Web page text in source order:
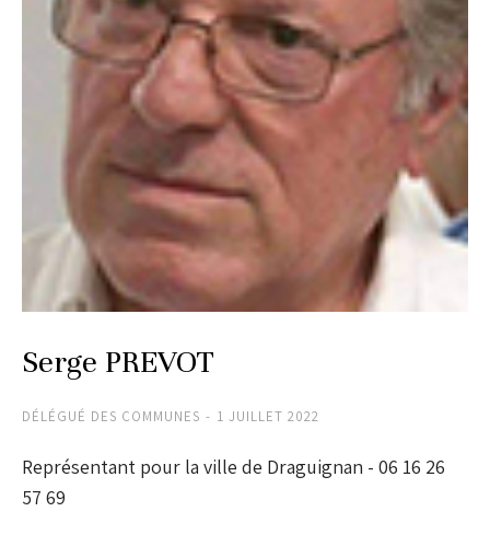
Serge PREVOT
DÉLÉGUÉ DES COMMUNES 1 JUILLET 2022
Représentant pour la ville de Draguignan - 06 16 26
57 69